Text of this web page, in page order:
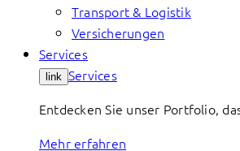
Transport & Logistik
Versicherungen
Services
link Services
Entdecken Sie unser Portfolio,
Mehr erfahren